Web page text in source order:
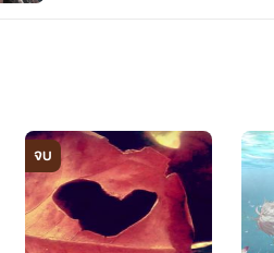
รถเปลี่ยนศาสตราวุธได้ทุกรูปแบบ
จบ